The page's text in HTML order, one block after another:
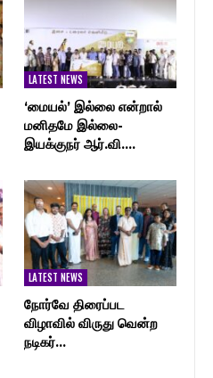
LATEST NEWS
‘மையல்’ இல்லை என்றால்
மனிதமே இல்லை-
இயக்குநர் ஆர்.வி.…
LATEST NEWS
நோர்வே திரைப்பட
விழாவில் விருது வென்ற
நடிகர்…